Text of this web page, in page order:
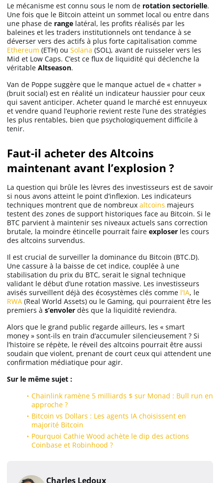
Le mécanisme est connu sous le nom de rotation sectorielle.
Une fois que le Bitcoin atteint un sommet local ou entre dans
une phase de range latéral, les profits réalisés par les
baleines et les traders institutionnels ont tendance à se
déverser vers des actifs à plus forte capitalisation comme
Ethereum (ETH) ou Solana (SOL), avant de ruisseler vers les
Mid et Low Caps. C’est ce flux de liquidité qui déclenche la
véritable Altseason.
Van de Poppe suggère que le manque actuel de « chatter »
(bruit social) est en réalité un indicateur haussier pour ceux
qui savent anticiper. Acheter quand le marché est ennuyeux
et vendre quand l’euphorie revient reste l’une des stratégies
les plus rentables, bien que psychologiquement difficile à
tenir.
Faut-il acheter des Altcoins
maintenant avant l’explosion ?
La question qui brûle les lèvres des investisseurs est de savoir
si nous avons atteint le point d’inflexion. Les indicateurs
techniques montrent que de nombreux altcoins majeurs
testent des zones de support historiques face au Bitcoin. Si le
BTC parvient à maintenir ses niveaux actuels sans correction
brutale, la moindre étincelle pourrait faire exploser les cours
des altcoins survendus.
Il est crucial de surveiller la dominance du Bitcoin (BTC.D).
Une cassure à la baisse de cet indice, couplée à une
stabilisation du prix du BTC, serait le signal technique
validant le début d’une rotation massive. Les investisseurs
avisés surveillent déjà des écosystèmes clés comme l’IA, le
RWA (Real World Assets) ou le Gaming, qui pourraient être les
premiers à s’envoler dès que la liquidité reviendra.
Alors que le grand public regarde ailleurs, les « smart
money » sont-ils en train d’accumuler silencieusement ? Si
l’histoire se répète, le réveil des altcoins pourrait être aussi
soudain que violent, prenant de court ceux qui attendent une
confirmation médiatique pour agir.
Sur le même sujet :
Chainlink ramène 5 milliards $ sur Monad : Bull run en
approche ?
Bitcoin vs Dollars : Les agents IA choisissent en
majorité Bitcoin
Pourquoi Cathie Wood achète le dip des actions
Coinbase et Robinhood ?
Charles Ledoux